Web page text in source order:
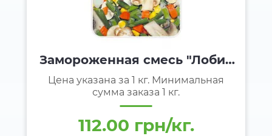
Замороженная смесь "Лобио
с грибами"
Цена указана за 1 кг. Минимальная
сумма заказа 1 кг.
112.00 грн/кг.